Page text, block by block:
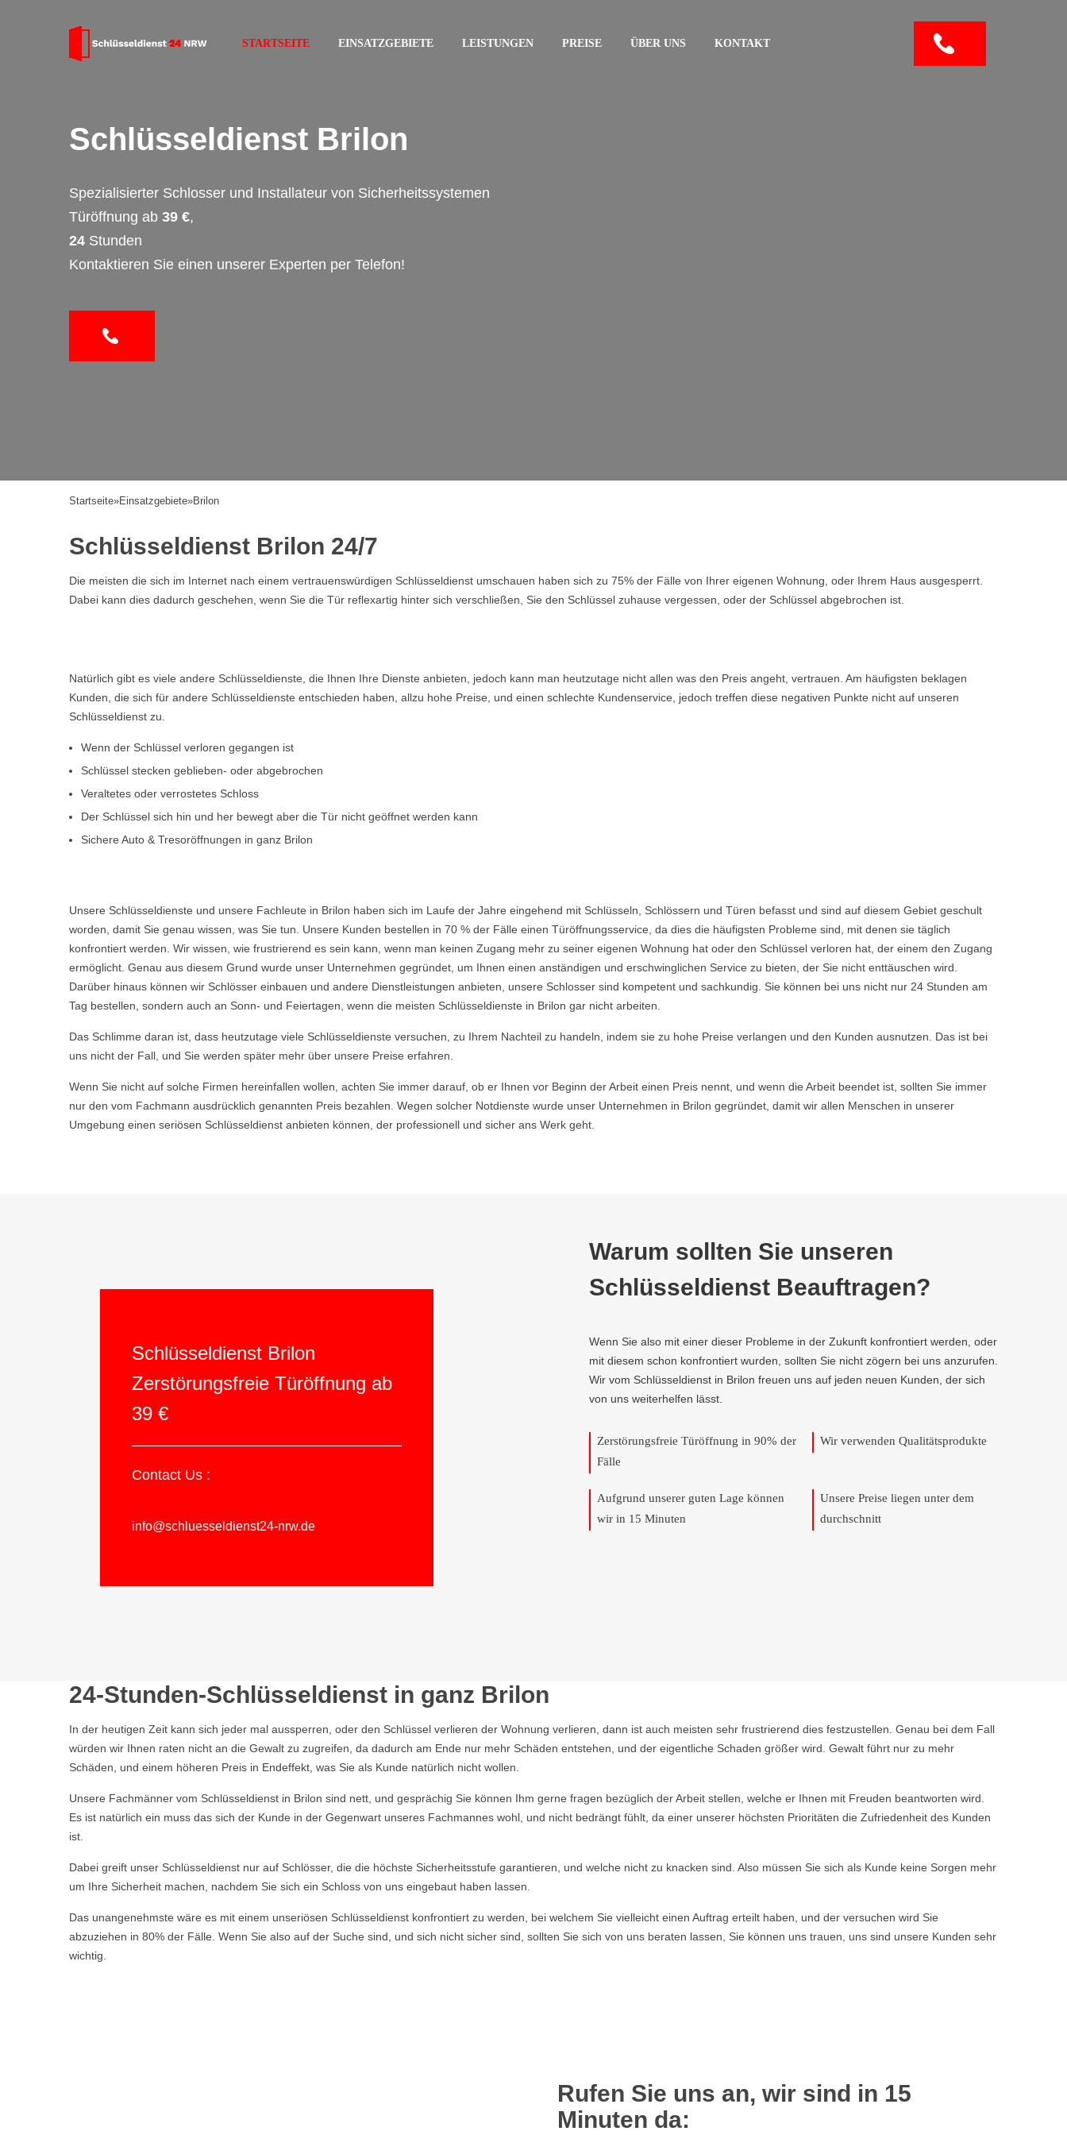
STARTSEITE EINSATZGEBIETE LEISTUNGEN PREISE ÜBER UNS KONTAKT
Schlüsseldienst Brilon
Spezialisierter Schlosser und Installateur von Sicherheitssystemen
Türöffnung ab 39 €,
24 Stunden
Kontaktieren Sie einen unserer Experten per Telefon!
Startseite»Einsatzgebiete»Brilon
Schlüsseldienst Brilon 24/7
Die meisten die sich im Internet nach einem vertrauenswürdigen Schlüsseldienst umschauen haben sich zu 75% der Fälle von Ihrer eigenen Wohnung, oder Ihrem Haus ausgesperrt.
Dabei kann dies dadurch geschehen, wenn Sie die Tür reflexartig hinter sich verschließen, Sie den Schlüssel zuhause vergessen, oder der Schlüssel abgebrochen ist.
Natürlich gibt es viele andere Schlüsseldienste, die Ihnen Ihre Dienste anbieten, jedoch kann man heutzutage nicht allen was den Preis angeht, vertrauen. Am häufigsten beklagen
Kunden, die sich für andere Schlüsseldienste entschieden haben, allzu hohe Preise, und einen schlechte Kundenservice, jedoch treffen diese negativen Punkte nicht auf unseren
Schlüsseldienst zu.
Wenn der Schlüssel verloren gegangen ist
Schlüssel stecken geblieben- oder abgebrochen
Veraltetes oder verrostetes Schloss
Der Schlüssel sich hin und her bewegt aber die Tür nicht geöffnet werden kann
Sichere Auto & Tresoröffnungen in ganz Brilon
Unsere Schlüsseldienste und unsere Fachleute in Brilon haben sich im Laufe der Jahre eingehend mit Schlüsseln, Schlössern und Türen befasst und sind auf diesem Gebiet geschult
worden, damit Sie genau wissen, was Sie tun. Unsere Kunden bestellen in 70 % der Fälle einen Türöffnungsservice, da dies die häufigsten Probleme sind, mit denen sie täglich
konfrontiert werden. Wir wissen, wie frustrierend es sein kann, wenn man keinen Zugang mehr zu seiner eigenen Wohnung hat oder den Schlüssel verloren hat, der einem den Zugang
ermöglicht. Genau aus diesem Grund wurde unser Unternehmen gegründet, um Ihnen einen anständigen und erschwinglichen Service zu bieten, der Sie nicht enttäuschen wird.
Darüber hinaus können wir Schlösser einbauen und andere Dienstleistungen anbieten, unsere Schlosser sind kompetent und sachkundig. Sie können bei uns nicht nur 24 Stunden am
Tag bestellen, sondern auch an Sonn- und Feiertagen, wenn die meisten Schlüsseldienste in Brilon gar nicht arbeiten.
Das Schlimme daran ist, dass heutzutage viele Schlüsseldienste versuchen, zu Ihrem Nachteil zu handeln, indem sie zu hohe Preise verlangen und den Kunden ausnutzen. Das ist bei
uns nicht der Fall, und Sie werden später mehr über unsere Preise erfahren.
Wenn Sie nicht auf solche Firmen hereinfallen wollen, achten Sie immer darauf, ob er Ihnen vor Beginn der Arbeit einen Preis nennt, und wenn die Arbeit beendet ist, sollten Sie immer
nur den vom Fachmann ausdrücklich genannten Preis bezahlen. Wegen solcher Notdienste wurde unser Unternehmen in Brilon gegründet, damit wir allen Menschen in unserer
Umgebung einen seriösen Schlüsseldienst anbieten können, der professionell und sicher ans Werk geht.
Schlüsseldienst Brilon
Zerstörungsfreie Türöffnung ab
39 €
Contact Us :
info@schluesseldienst24-nrw.de
Warum sollten Sie unseren
Schlüsseldienst Beauftragen?
Wenn Sie also mit einer dieser Probleme in der Zukunft konfrontiert werden, oder
mit diesem schon konfrontiert wurden, sollten Sie nicht zögern bei uns anzurufen.
Wir vom Schlüsseldienst in Brilon freuen uns auf jeden neuen Kunden, der sich
von uns weiterhelfen lässt.
Zerstörungsfreie Türöffnung in 90% der
Fälle
Wir verwenden Qualitätsprodukte
Aufgrund unserer guten Lage können
wir in 15 Minuten
Unsere Preise liegen unter dem
durchschnitt
24-Stunden-Schlüsseldienst in ganz Brilon
In der heutigen Zeit kann sich jeder mal aussperren, oder den Schlüssel verlieren der Wohnung verlieren, dann ist auch meisten sehr frustrierend dies festzustellen. Genau bei dem Fall
würden wir Ihnen raten nicht an die Gewalt zu zugreifen, da dadurch am Ende nur mehr Schäden entstehen, und der eigentliche Schaden größer wird. Gewalt führt nur zu mehr
Schäden, und einem höheren Preis in Endeffekt, was Sie als Kunde natürlich nicht wollen.
Unsere Fachmänner vom Schlüsseldienst in Brilon sind nett, und gesprächig Sie können Ihm gerne fragen bezüglich der Arbeit stellen, welche er Ihnen mit Freuden beantworten wird.
Es ist natürlich ein muss das sich der Kunde in der Gegenwart unseres Fachmannes wohl, und nicht bedrängt fühlt, da einer unserer höchsten Prioritäten die Zufriedenheit des Kunden
ist.
Dabei greift unser Schlüsseldienst nur auf Schlösser, die die höchste Sicherheitsstufe garantieren, und welche nicht zu knacken sind. Also müssen Sie sich als Kunde keine Sorgen mehr
um Ihre Sicherheit machen, nachdem Sie sich ein Schloss von uns eingebaut haben lassen.
Das unangenehmste wäre es mit einem unseriösen Schlüsseldienst konfrontiert zu werden, bei welchem Sie vielleicht einen Auftrag erteilt haben, und der versuchen wird Sie
abzuziehen in 80% der Fälle. Wenn Sie also auf der Suche sind, und sich nicht sicher sind, sollten Sie sich von uns beraten lassen, Sie können uns trauen, uns sind unsere Kunden sehr
wichtig.
Rufen Sie uns an, wir sind in 15
Minuten da: